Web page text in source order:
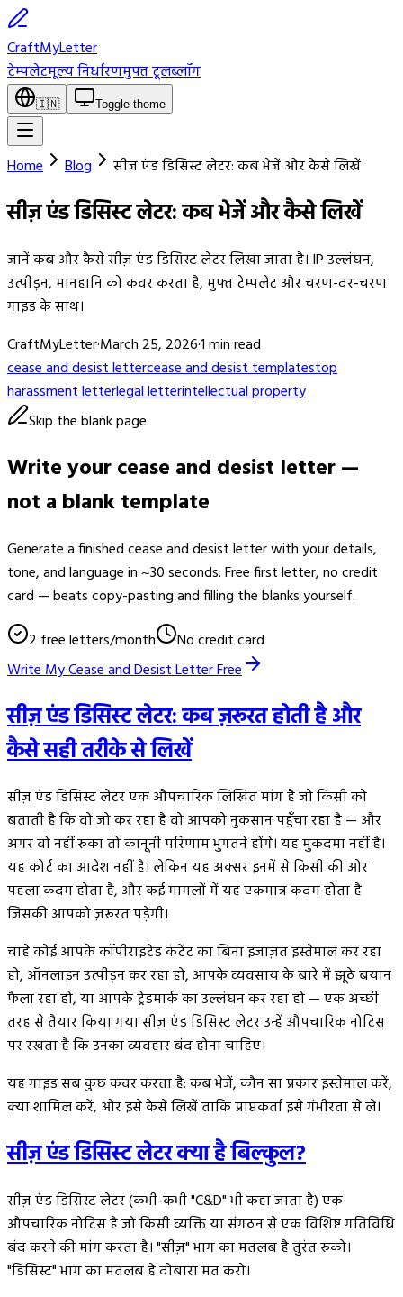
CraftMyLetter
टेम्पलेटमूल्य निर्धारणमुफ्त टूलब्लॉग
🇮🇳 Toggle theme
Home Blog सीज़ एंड डिसिस्ट लेटर: कब भेजें और कैसे लिखें
सीज़ एंड डिसिस्ट लेटर: कब भेजें और कैसे लिखें
जानें कब और कैसे सीज़ एंड डिसिस्ट लेटर लिखा जाता है। IP उल्लंघन,
उत्पीड़न, मानहानि को कवर करता है, मुफ्त टेम्पलेट और चरण-दर-चरण
गाइड के साथ।
CraftMyLetter·March 25, 2026·1min read
cease and desist lettercease and desist templatestop
harassment letterlegal letterintellectual property
Skip the blank page
Write your cease and desist letter —
not a blank template
Generate a finished cease and desist letter with your details,
tone, and language in ~30 seconds. Free first letter, no credit
card — beats copy-pasting and filling the blanks yourself.
2 free letters/month
No credit card
Write My Cease and Desist Letter Free
सीज़ एंड डिसिस्ट लेटर: कब ज़रूरत होती है और
कैसे सही तरीके से लिखें
सीज़ एंड डिसिस्ट लेटर एक औपचारिक लिखित मांग है जो किसी को
बताती है कि वो जो कर रहा है वो आपको नुकसान पहुँचा रहा है — और
अगर वो नहीं रुका तो कानूनी परिणाम भुगतने होंगे। यह मुकदमा नहीं है।
यह कोर्ट का आदेश नहीं है। लेकिन यह अक्सर इनमें से किसी की ओर
पहला कदम होता है, और कई मामलों में यह एकमात्र कदम होता है
जिसकी आपको ज़रूरत पड़ेगी।
चाहे कोई आपके कॉपीराइटेड कंटेंट का बिना इजाज़त इस्तेमाल कर रहा
हो, ऑनलाइन उत्पीड़न कर रहा हो, आपके व्यवसाय के बारे में झूठे बयान
फैला रहा हो, या आपके ट्रेडमार्क का उल्लंघन कर रहा हो — एक अच्छी
तरह से तैयार किया गया सीज़ एंड डिसिस्ट लेटर उन्हें औपचारिक नोटिस
पर रखता है कि उनका व्यवहार बंद होना चाहिए।
यह गाइड सब कुछ कवर करता है: कब भेजें, कौन सा प्रकार इस्तेमाल करें,
क्या शामिल करें, और इसे कैसे लिखें ताकि प्राप्तकर्ता इसे गंभीरता से ले।
सीज़ एंड डिसिस्ट लेटर क्या है बिल्कुल?
सीज़ एंड डिसिस्ट लेटर (कभी-कभी "C&D" भी कहा जाता है) एक
औपचारिक नोटिस है जो किसी व्यक्ति या संगठन से एक विशिष्ट गतिविधि
बंद करने की मांग करता है। "सीज़" भाग का मतलब है तुरंत रुको।
"डिसिस्ट" भाग का मतलब है दोबारा मत करो।